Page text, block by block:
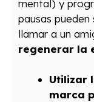
mental) y
pausas
llamar a un
regenerar la
Utilizar
marca